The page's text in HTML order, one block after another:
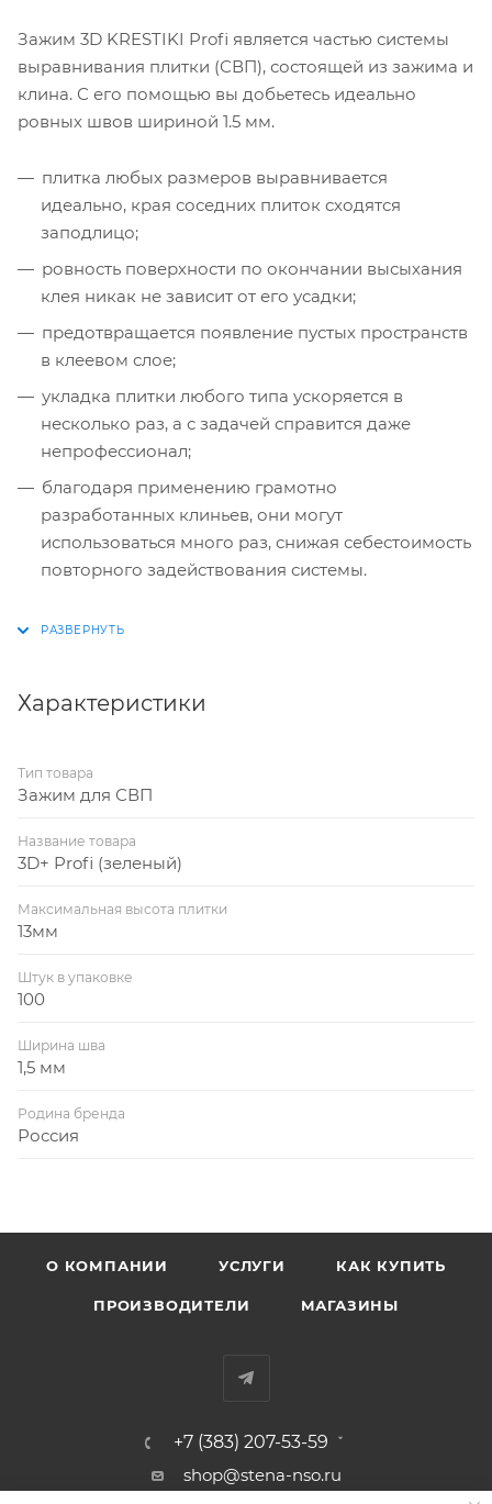
Зажим 3D KRESTIKI Profi является частью системы
выравнивания плитки (СВП), состоящей из зажима и
клина. С его помощью вы добьетесь идеально
ровных швов шириной 1.5 мм.
плитка любых размеров выравнивается
идеально, края соседних плиток сходятся
заподлицо;
ровность поверхности по окончании высыхания
клея никак не зависит от его усадки;
предотвращается появление пустых пространств
в клеевом слое;
укладка плитки любого типа ускоряется в
несколько раз, а с задачей справится даже
непрофессионал;
благодаря применению грамотно
разработанных клиньев, они могут
использоваться много раз, снижая себестоимость
повторного задействования системы.
Характеристики
Тип товара
Зажим для СВП
Название товара
3D+ Profi (зеленый)
Максимальная высота плитки
13мм
Штук в упаковке
100
Ширина шва
1,5 мм
Родина бренда
Россия
О КОМПАНИИ УСЛУГИ КАК КУПИТЬ
ПРОИЗВОДИТЕЛИ МАГАЗИНЫ
+7 (383) 207-53-59
shop@stena-nso.ru